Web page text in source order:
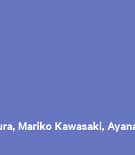
Mariko Kawasaki,